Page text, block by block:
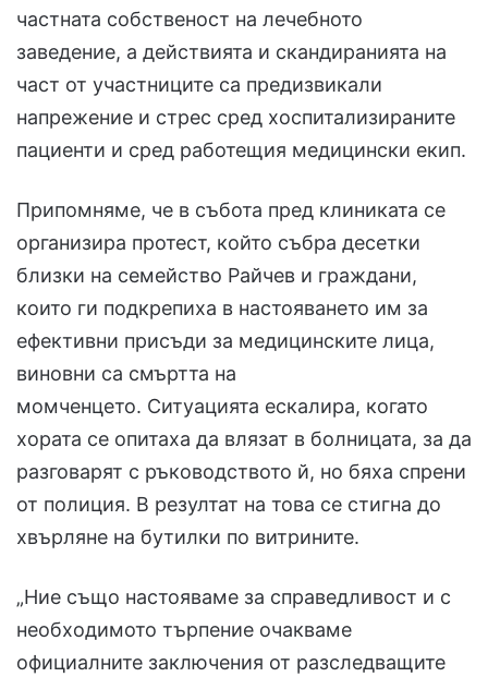
частната собственост на лечебното
заведение, а действията и скандиранията на
част от участниците са предизвикали
напрежение и стрес сред хоспитализираните
пациенти и сред работещия медицински екип.
Припомняме, че в събота пред клиниката се
организира протест, който събра десетки
близки на семейство Райчев и граждани,
които ги подкрепиха в настояването им за
ефективни присъди за медицинските лица,
виновни са смъртта на
момченцето. Ситуацията ескалира, когато
хората се опитаха да влязат в болницата, за да
разговарят с ръководството й, но бяха спрени
от полиция. В резултат на това се стигна до
хвърляне на бутилки по витрините.
„Ние също настояваме за справедливост и с
необходимото търпение очакваме
официалните заключения от разследващите